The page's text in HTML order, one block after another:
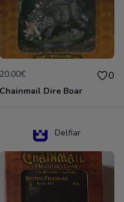
20.00€ 0
Chainmail Dire Boar
Delfiar